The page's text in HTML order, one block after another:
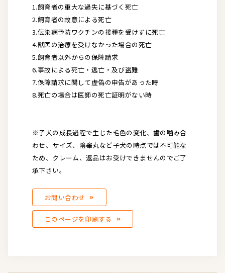
1.飼育者の重大な過失に基づく死亡
2.飼育者の故意による死亡
3.伝染病予防ワクチンの接種を受けずに死亡
4.獣医の治療を受けなかった場合の死亡
5.飼育者以外からの保障請求
6.事故による死亡・逃亡・及び盗難
7.保障請求に関して虚偽の申告があった時
8.死亡の場合は医師の死亡証明がない時
※子犬の成長過程で生じた毛色の変化、歯の噛み合
わせ、サイズ、陰睾丸など子犬の時点では不可能な
ため、クレーム、返品はお受けできませんのでご了
承下さい。
お問い合わせ
このページを印刷する